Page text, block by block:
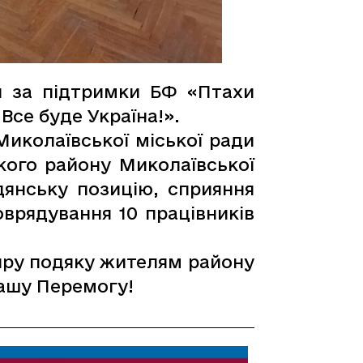
за підтримки БФ «Птахи
буде Україна!».
міської ради
району Миколаївської
позицію, сприяння
10 працівників
подяку жителям району
Перемогу!